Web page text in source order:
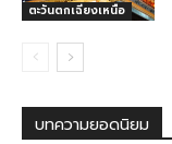
ตะวันตกเฉียงเหนือ
บทความยอดนิยม